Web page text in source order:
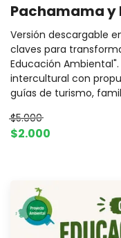
Pachamama y
Versión descargable
claves para
Educación
intercultural con
guías de turismo,
$5.000
$2.000